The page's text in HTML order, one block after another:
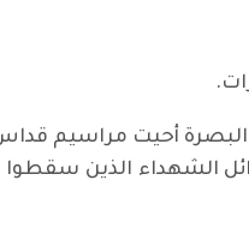
أحيت مراسيم قداس
الشهداء الذين